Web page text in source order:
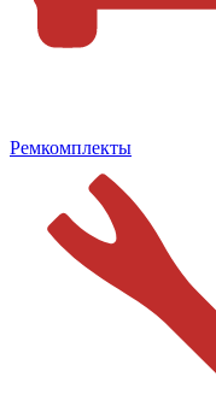
Ремкомплекты